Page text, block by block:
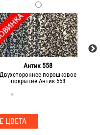
Антик 558
Двухстороннее порошковое
покрытие Антик 558
ЦВЕТА